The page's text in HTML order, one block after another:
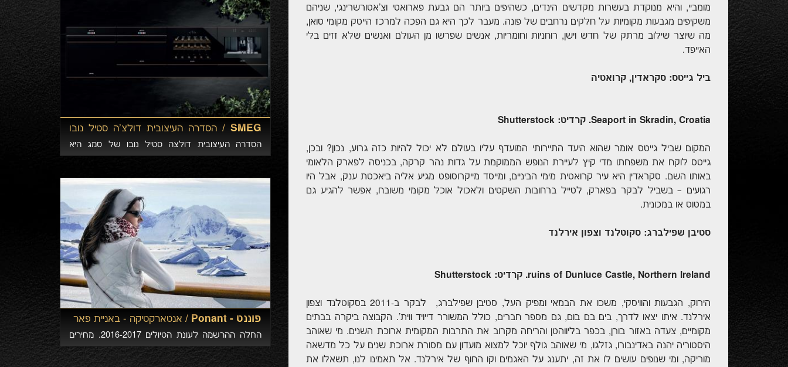
מומביי, והיא מנוקדת בעשרות מקדשים הינדים, כשהיפים ביותר הם גבעת פארואטי וצ'אטורשרינגי, שניהם
משקיפים מגבעות מקומיות על חלקים נרחבים של פונה. מעבר לכך היא גם הפכה למרכז הייטק מקומי סואן,
מה שיוצר שילוב מרתק של חדש וישן, רוחניות וחומריות, אנשים שפרשו מן העולם ואנשים שלא זזים בלי
האייפד.
ביל גייטס: סקראדין, קרואטיה
Seaport in Skradin, Croatia. קרדיט: Shutterstock
המקום שביל גייטס אומר שהוא היעד התיירותי המועדף עליו בעולם לא יכול להיות כזה גרוע, נכון? ובכן,
גייטס לוקח את משפחתו מדי קיץ לעיירת הנופש הממוקמת על גדות נהר קרקה, בכניסה לפארק הלאומי
באותו השם. סקראדין היא עיר קרואטית מימי הביניים, ומייסד מייקרוסופט מגיע אליה ביאכטת ענק, אבל היו
רגועים – בשביל לבקר בפארק, לטייל ברחובות השקטים ולאכול אוכל מקומי משובח, אפשר להגיע גם
במטוס או במכונית.
סטיבן שפילברג: סקוטלנד וצפון אירלנד
ruins of Dunluce Castle, Northern Ireland. קרדיט: Shutterstock
הירוק, הגבעות והוויסקי, משכו את הבמאי ומפיק העל, סטיבן שפילברג, לבקר ב-2011 בסקוטלנד וצפון
אירלנד. איתו יצאו לדרך, בים בם בום, גם מספר חברים, כולל המשורר דייויד ווית'. הקבוצה ביקרה בבתים
מקומיים, צעדה באזור בורן, בכפר בליווהטן והריחה מקרוב את התרבות המקומית ארוכת השנים. מי שאוהב
היסטוריה יהנה באדינבורו, גזלגו, מי שאוהב גולף יוכל למצוא מועדון עם מסורת ארוכת שנים על כל מדשאה
מוריקה, ומי שנופים עושים לו את זה, יתענג על האגמים וקו החוף של אירלנד. אל תאמינו לנו, תשאלו את
SMEG /
הסדרה העיצובית דולצ'ה סטיל נובו
מבית סמג
הסדרה העיצובית דולצה סטיל נובו של סמג היא
החדשה והאלגנטית ביותר מבית הסדרות העיצוביות
הבולטות ביותר של השנים האחרונות. הסדרה, בעיצובו
של האדריכל הנודע גווידו קאנאלי, מציעה שילוב מרתק
של מתכות (נחושת / פליז / זהב) וזכוכית בגוון שחור
עמוק, עם שיאים טכנולוגיים המוטמעים במוצרי הסדרה.
לקביעת פגישת VIP, ניתן ליצור קשר טלפונית 077-
2318770
פוננט - Ponant / אנטארקטיקה - באניית פאר
החלה ההרשמה לעונת הטיולים 2016-2017. מחירים
מיוחדים לטיול לאנטארקטיקה באניות הפאר של
Ponant חברת השייט היוקרתית בעולם